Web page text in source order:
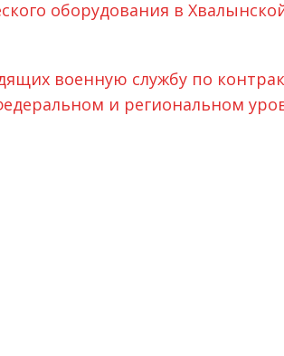
оборудования в
военную службу по
и региональном